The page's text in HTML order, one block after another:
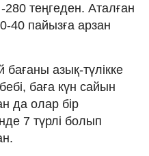
280 теңгеден. Аталған
40 пайызға арзан
азық-түлікке
баға күн сайын
да олар бір
7 түрлі болып